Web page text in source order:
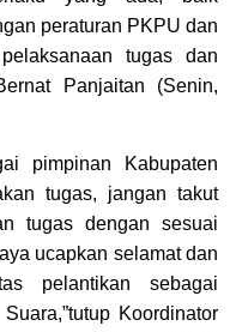
peraturan PKPU dan
tugas dan
Panjaitan (Senin,
pimpinan Kabupaten
tugas, jangan takut
tugas dengan sesuai
ucapkan selamat dan
pelantikan sebagai
Koordinator